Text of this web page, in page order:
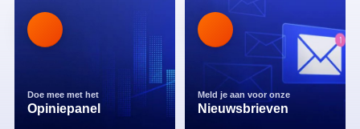
Doe mee met het
Opiniepanel
Meld je aan voor onze
Nieuwsbrieven